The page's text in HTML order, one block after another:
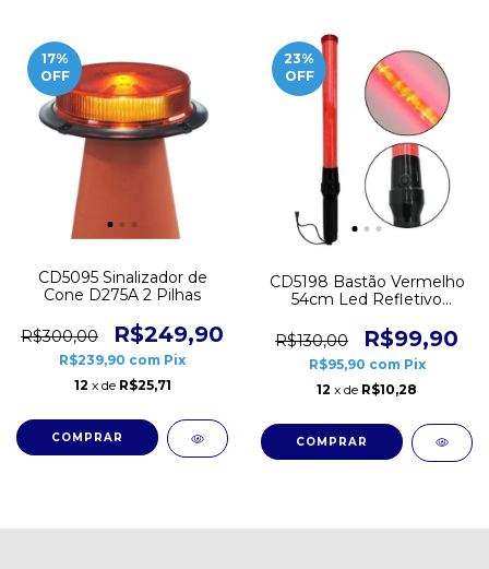
17%
OFF
CD5095 Sinalizador de
Cone D275A 2 Pilhas
R$300,00 R$249,90
R$239,90 com Pix
12 x de R$25,71
23%
OFF
CD5198 Bastão Vermelho
54cm Led Refletivo
R$130,00
R$99,90
R$95,90 com Pix
12 x de R$10,28